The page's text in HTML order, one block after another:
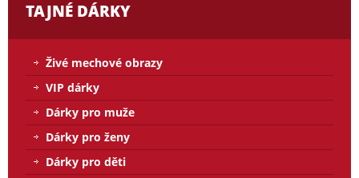
TAJNÉ DÁRKY
Živé mechové obrazy
VIP dárky
Dárky pro muže
Dárky pro ženy
Dárky pro děti